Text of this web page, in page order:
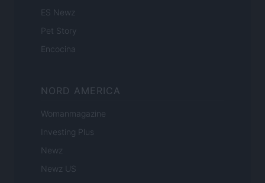
ES Newz
Pet Story
Encocina
NORD AMERICA
Womanmagazine
Investing Plus
Newz
Newz US